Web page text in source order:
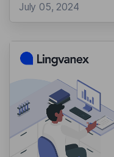
July 05, 2024